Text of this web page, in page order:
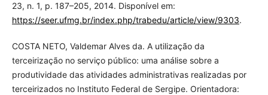
23, n. 1, p. 187–205, 2014. Disponível em:
https://seer.ufmg.br/index.php/trabedu/article/view/9303.
COSTA NETO, Valdemar Alves da. A utilização da
terceirização no serviço público: uma análise sobre a
produtividade das atividades administrativas realizadas por
terceirizados no Instituto Federal de Sergipe. Orientadora: